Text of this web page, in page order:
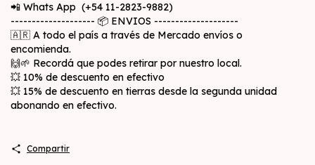
📲 Whats App (+54 11-2823-9882)
-------------------- 📦 ENVIOS --------------------
🇦🇷 A todo el país a través de Mercado envíos o
encomienda.
🙌🌱 Recordá que podes retirar por nuestro local.
💥 10% de descuento en efectivo
💥 15% de descuento en tierras desde la segunda unidad
abonando en efectivo.
Compartir